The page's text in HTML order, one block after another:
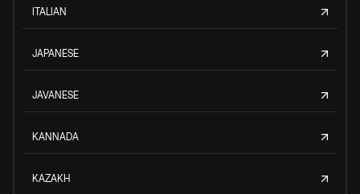
ITALIAN
JAPANESE
JAVANESE
KANNADA
KAZAKH